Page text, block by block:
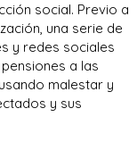
social. Previo a
una serie de
y redes sociales
a las
malestar y
y sus